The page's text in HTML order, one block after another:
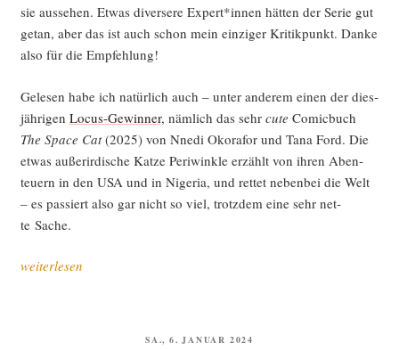
sie aus­se­hen. Etwas diver­se­re Expert*innen hät­ten der Serie gut
getan, aber das ist auch schon mein ein­zi­ger Kri­tik­punkt. Dan­ke
also für die Empfehlung!
Gele­sen habe ich natür­lich auch – unter ande­rem einen der dies­
jäh­ri­gen Locus-Gewin­ner, näm­lich das sehr cute Comic­buch
The Space Cat(2025) von Nne­di Oko­ra­for und Tana Ford. Die
etwas außer­ir­di­sche Kat­ze Peri­wink­le erzählt von ihren Aben­
teu­ern in den USA und in Nige­ria, und ret­tet neben­bei die Welt
– es pas­siert also gar nicht so viel, trotz­dem eine sehr net­
te Sache.
„Sci­
weiterlesen
VERÖFFENTLICHT
SA., 6. JANUAR 2024